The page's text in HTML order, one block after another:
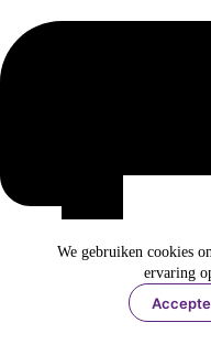
We gebruiken cookies
ervaring